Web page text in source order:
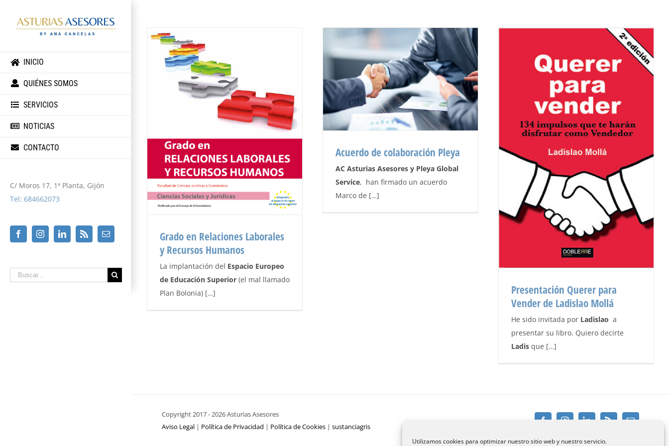
Utilizamos cookies para optimizar nuestro sitio web y nuestro servicio.
INICIO
QUIÉNES SOMOS
SERVICIOS
NOTICIAS
CONTACTO
C/ Moros 17, 1ª Planta, Gijón
Tel: 684662073
FacebookInstagramLinkedin Email
Buscar
Grado en Relaciones Laborales
y Recursos Humanos
La implantación del Espacio Europeo
de Educación Superior (el mal llamado
Plan Bolonia) […]
Acuerdo de colaboración Pleya
Acuerdo de colaboración Pleya
AC Asturias Asesores y Pleya Global
Service, han firmado un acuerdo
Marco de […]
Presentación Querer para
Vender de Ladislao Mollá
He sido invitada por Ladislao a
presentar su libro. Quiero decirte
Ladis que […]
Copyright 2017 - 2026 Asturias Asesores
Aviso Legal | Política de Privacidad | Política de Cookies | sustanciagris
FacebookInstagramLinkedinRss Email